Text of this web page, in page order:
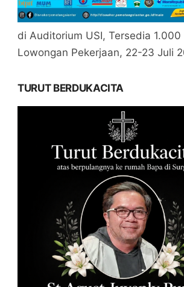
di Auditorium USI, Tersedia 1.000
Lowongan Pekerjaan, 22-23 Juli
TURUT BERDUKACITA